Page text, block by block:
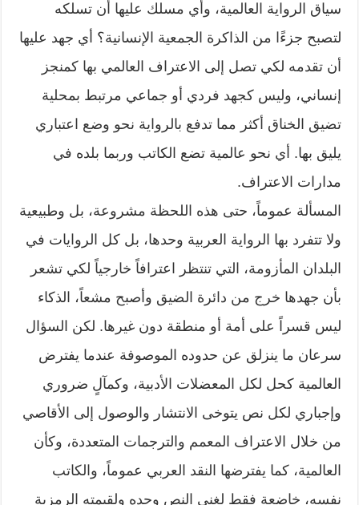
سياق الرواية العالمية، وأي مسلك عليها أن تسلكه
لتصبح جزءًا من الذاكرة الجمعية الإنسانية؟ أي جهد عليها
أن تقدمه لكي تصل إلى الاعتراف العالمي بها كمنجز
إنساني، وليس كجهد فردي أو جماعي مرتبط بمحلية
تضيق الخناق أكثر مما تدفع بالرواية نحو وضع اعتباري
يليق بها. أي نحو عالمية تضع الكاتب وربما بلده في
مدارات الاعتراف.
المسألة عموماً، حتى هذه اللحظة مشروعة، بل وطبيعية
ولا تتفرد بها الرواية العربية وحدها، بل كل الروايات في
البلدان المأزومة، التي تنتظر اعترافاً خارجياً لكي تشعر
بأن جهدها خرج من دائرة الضيق وأصبح مشعاً، الذكاء
ليس قسراً على أمة أو منطقة دون غيرها. لكن السؤال
سرعان ما ينزلق عن حدوده الموصوفة عندما يفترض
العالمية كحل لكل المعضلات الأدبية، وكمآلٍ ضروري
وإجباري لكل نص يتوخى الانتشار والوصول إلى الأقاصي
من خلال الاعتراف المعمم والترجمات المتعددة، وكأن
العالمية، كما يفترضها النقد العربي عموماً، والكاتب
نفسه، خاضعة فقط لغنى النص وحده ولقيمته الرمزية